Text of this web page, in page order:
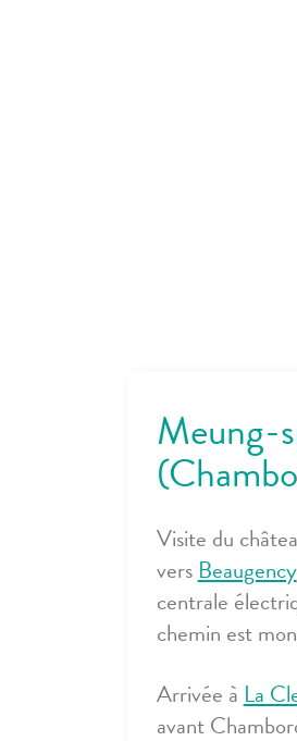
Meung-
Visite du
vers Beaugency
centrale
chemin est
Arrivée à La
avant